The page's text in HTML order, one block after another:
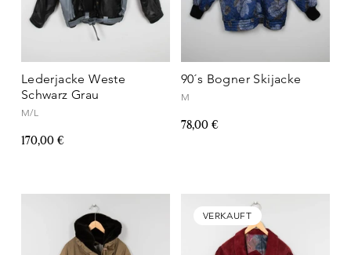
Lederjacke Weste
Schwarz Grau
M/L
170,00 €
90´s Bogner Skijacke
M
78,00 €
VERKAUFT